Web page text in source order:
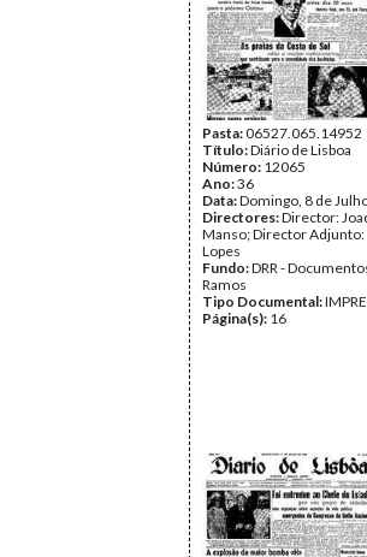
Pasta:06527.065.14952
Título:Diário de Lisboa
Número: 12065
Ano:36
Data:Domingo, 8 de
Directores:Director:
Manso; Director
Lopes
Fundo:DRR -
Ramos
Tipo Documental:
Página(s): 16